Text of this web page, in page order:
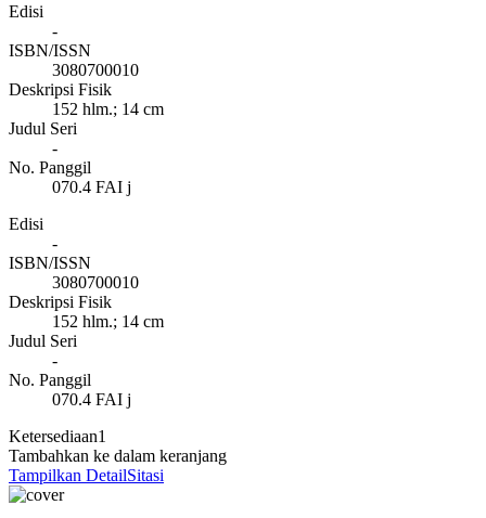
Edisi
-
ISBN/ISSN
3080700010
Deskripsi Fisik
152 hlm.; 14 cm
Judul Seri
-
No. Panggil
070.4 FAI j
Edisi
-
ISBN/ISSN
3080700010
Deskripsi Fisik
152 hlm.; 14 cm
Judul Seri
-
No. Panggil
070.4 FAI j
Ketersediaan1
Tambahkan ke dalam keranjang
Tampilkan DetailSitasi